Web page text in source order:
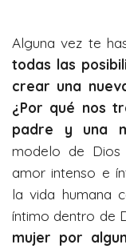
Alguna vez te
todas las
crear una
¿Por qué nos
padre y una
modelo de Dios
amor intenso e
la vida humana
íntimo dentro de
mujer por